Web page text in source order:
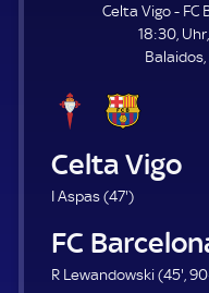
Celta Vigo - FC
18:30,
Balaidos
Celta Vigo
I Aspas (47'4
.
i
)
FC
R Lewandowski (45'4